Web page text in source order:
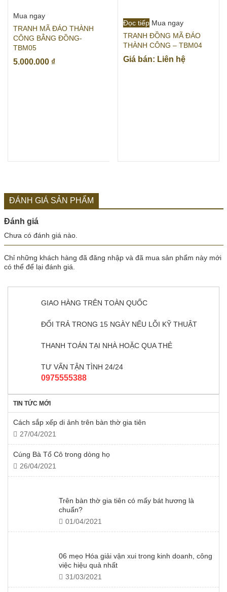
Mua ngay
TRANH MÃ ĐÁO THÀNH
CÔNG BẰNG ĐỒNG-
TBM05
5.000.000 ₫
Đọc tiếp Mua ngay
TRANH ĐỒNG MÃ ĐÁO
THÀNH CÔNG – TBM04
Giá bán: Liên hệ
ĐÁNH GIÁ SẢN PHẨM
Đánh giá
Chưa có đánh giá nào.
Chỉ những khách hàng đã đăng nhập và đã mua sản phẩm này mới
có thể để lại đánh giá.
GIAO HÀNG TRÊN TOÀN QUỐC
ĐỔI TRẢ TRONG 15 NGÀY NẾU LỖI KỸ THUẬT
THANH TOÁN TẠI NHÀ HOẶC QUA THẺ
TƯ VẤN TẬN TÌNH 24/24
0975555388
TIN TỨC MỚI
Cách sắp xếp di ảnh trên bàn thờ gia tiên
27/04/2021
Cúng Bà Tổ Cô trong dòng họ
26/04/2021
Trên bàn thờ gia tiên có mấy bát hương là
chuẩn?
01/04/2021
06 mẹo Hóa giải vận xui trong kinh doanh, công
việc hiệu quả nhất
31/03/2021